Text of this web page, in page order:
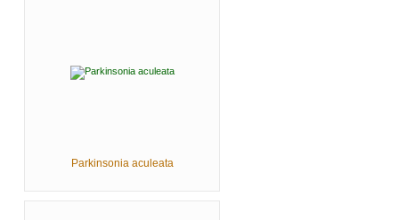
Parkinsonia aculeata